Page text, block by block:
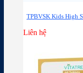
TPBVSK Kids High
Liên hệ